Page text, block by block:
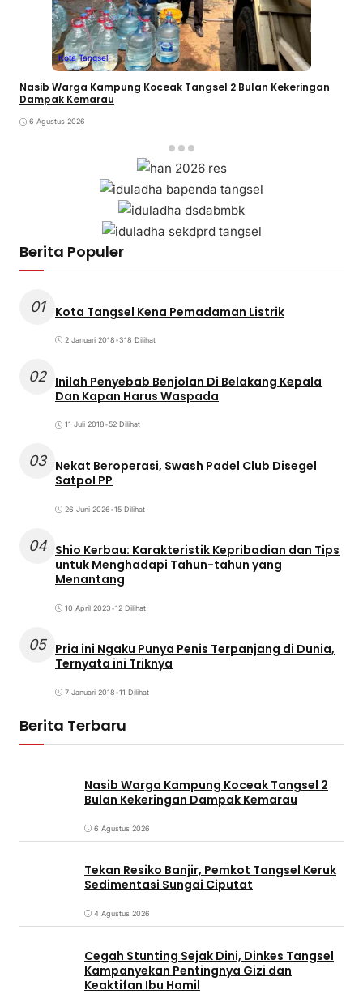
Kota Tangsel
Nasib Warga Kampung Koceak Tangsel 2 Bulan Kekeringan
Dampak Kemarau
6 Agustus 2026
Berita Populer
01 Kota Tangsel Kena Pemadaman Listrik
2 Januari 2018•318 Dilihat
02 Inilah Penyebab Benjolan Di Belakang Kepala
Dan Kapan Harus Waspada
11 Juli 2018•52 Dilihat
03 Nekat Beroperasi, Swash Padel Club Disegel
Satpol PP
26 Juni 2026•15 Dilihat
04 Shio Kerbau: Karakteristik Kepribadian dan Tips
untuk Menghadapi Tahun-tahun yang
Menantang
10 April 2023•12 Dilihat
05 Pria ini Ngaku Punya Penis Terpanjang di Dunia,
Ternyata ini Triknya
7 Januari 2018•11 Dilihat
Berita Terbaru
Nasib Warga Kampung Koceak Tangsel 2
Bulan Kekeringan Dampak Kemarau
6 Agustus 2026
Tekan Resiko Banjir, Pemkot Tangsel Keruk
Sedimentasi Sungai Ciputat
4 Agustus 2026
Cegah Stunting Sejak Dini, Dinkes Tangsel
Kampanyekan Pentingnya Gizi dan
Keaktifan Ibu Hamil